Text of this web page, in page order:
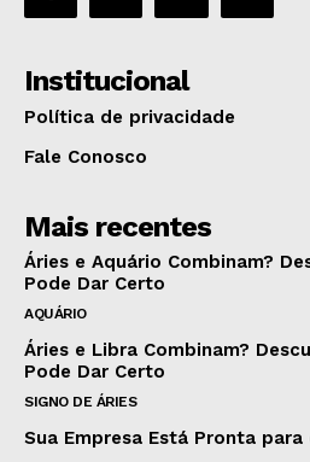
Institucional
Política de privacidade
Fale Conosco
Mais recentes
Áries e Aquário Combinam?
Pode Dar Certo
AQUÁRIO
Áries e Libra Combinam?
Pode Dar Certo
SIGNO DE ÁRIES
Sua Empresa Está Pronta para